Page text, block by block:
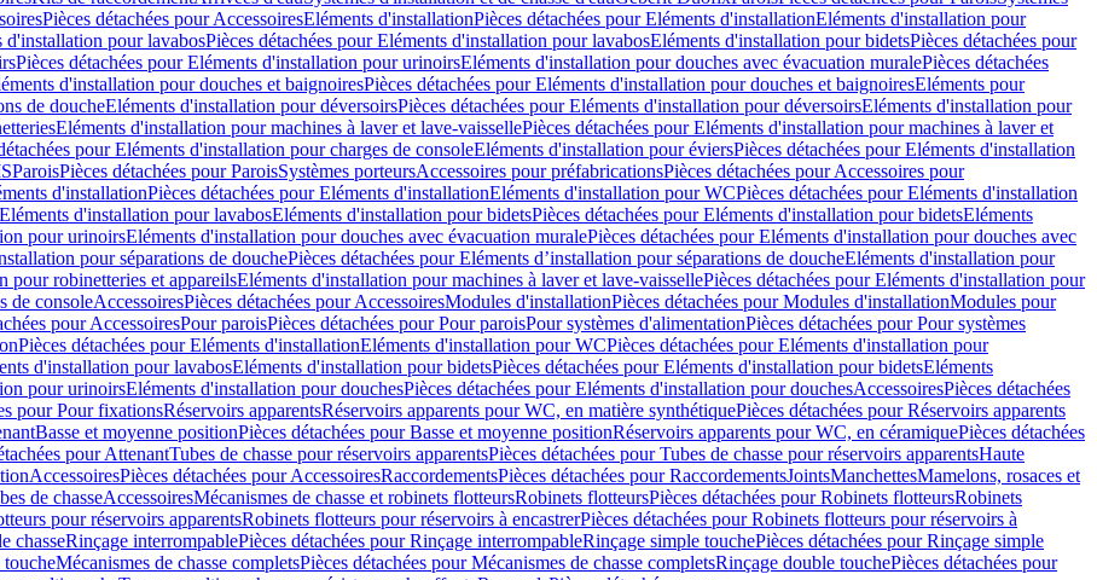
Pièces détachées pour AccessoiresEléments d'installationPièces détachées pour Eléments d'installationEléments d'installation pour
d'installation pour lavabosPièces détachées pour Eléments d'installation pour lavabosEléments d'installation pour bidetsPièces détachées pour
Pièces détachées pour Eléments d'installation pour urinoirsEléments d'installation pour douches avec évacuation muralePièces détachées
d'installation pour douches et baignoiresPièces détachées pour Eléments d'installation pour douches et baignoiresEléments pour
de doucheEléments d'installation pour déversoirsPièces détachées pour Eléments d'installation pour déversoirsEléments d'installation pour
Eléments d'installation pour machines à laver et lave-vaissellePièces détachées pour Eléments d'installation pour machines à laver et
pour Eléments d'installation pour charges de consoleEléments d'installation pour éviersPièces détachées pour Eléments d'installation
ParoisPièces détachées pour ParoisSystèmes porteursAccessoires pour préfabricationsPièces détachées pour Accessoires pour
d'installationPièces détachées pour Eléments d'installationEléments d'installation pour WCPièces détachées pour Eléments d'installation
d'installation pour lavabosEléments d'installation pour bidetsPièces détachées pour Eléments d'installation pour bidetsEléments
pour urinoirsEléments d'installation pour douches avec évacuation muralePièces détachées pour Eléments d'installation pour douches avec
pour séparations de douchePièces détachées pour Eléments d’installation pour séparations de doucheEléments d'installation pour
pour robinetteries et appareilsEléments d'installation pour machines à laver et lave-vaissellePièces détachées pour Eléments d'installation pour
de consoleAccessoiresPièces détachées pour AccessoiresModules d'installationPièces détachées pour Modules d'installationModules pour
pour AccessoiresPour paroisPièces détachées pour Pour paroisPour systèmes d'alimentationPièces détachées pour Pour systèmes
Pièces détachées pour Eléments d'installationEléments d'installation pour WCPièces détachées pour Eléments d'installation pour
d'installation pour lavabosEléments d'installation pour bidetsPièces détachées pour Eléments d'installation pour bidetsEléments
pour urinoirsEléments d'installation pour douchesPièces détachées pour Eléments d'installation pour douchesAccessoiresPièces détachées
pour Pour fixationsRéservoirs apparentsRéservoirs apparents pour WC, en matière synthétiquePièces détachées pour Réservoirs apparents
Basse et moyenne positionPièces détachées pour Basse et moyenne positionRéservoirs apparents pour WC, en céramiquePièces détachées
pour AttenantTubes de chasse pour réservoirs apparentsPièces détachées pour Tubes de chasse pour réservoirs apparentsHaute
AccessoiresPièces détachées pour AccessoiresRaccordementsPièces détachées pour RaccordementsJointsManchettesMamelons, rosaces et
de chasseAccessoiresMécanismes de chasse et robinets flotteursRobinets flotteursPièces détachées pour Robinets flotteursRobinets
pour réservoirs apparentsRobinets flotteurs pour réservoirs à encastrerPièces détachées pour Robinets flotteurs pour réservoirs à
chasseRinçage interrompablePièces détachées pour Rinçage interrompableRinçage simple touchePièces détachées pour Rinçage simple
toucheMécanismes de chasse completsPièces détachées pour Mécanismes de chasse completsRinçage double touchePièces détachées pour